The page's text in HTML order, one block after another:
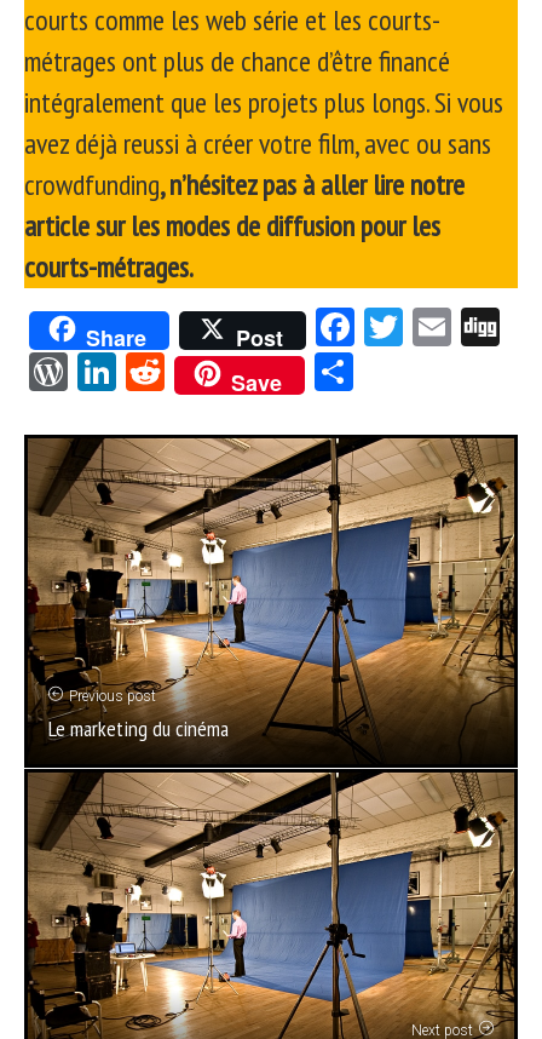
courts comme les web série et les courts-
métrages ont plus de chance d’être financé
intégralement que les projets plus longs. Si vous
avez déjà reussi à créer votre film, avec ou sans
crowdfunding, n’hésitez pas à aller lire notre
article sur les modes de diffusion pour les
courts-métrages.
Share Post Facebook
Twitter
WordPress
LinkedIn
Reddit
Save
Previous post
Le marketing du cinéma
Next post